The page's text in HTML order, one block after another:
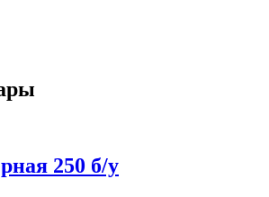
250 б/у